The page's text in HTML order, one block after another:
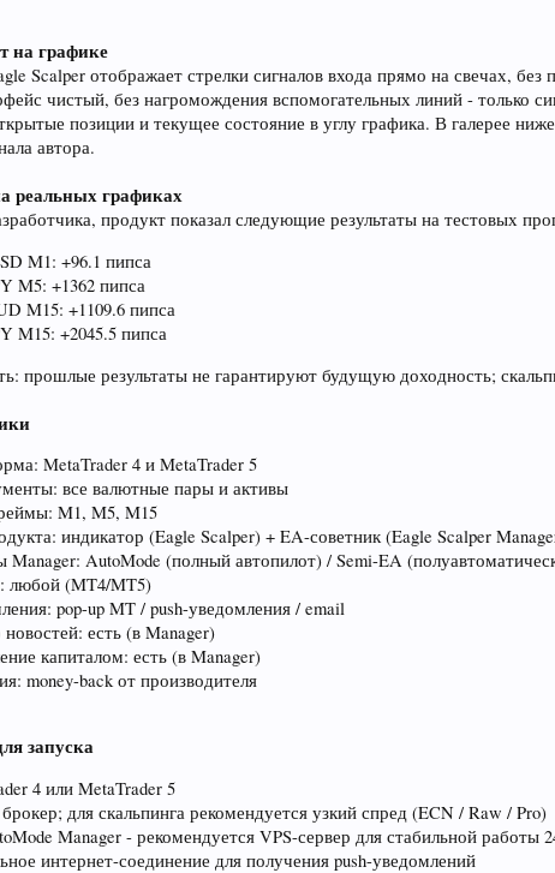
на графике
Scalper отображает стрелки сигналов входа прямо на свечах,
чистый, без нагромождения вспомогательных линий - только
позиции и текущее состояние в углу графика. В галерее
автора.
реальных графиках
продукт показал следующие результаты на тестовых
M1: +96.1 пипса
M5: +1362 пипса
M15: +1109.6 пипса
M15: +2045.5 пипса
прошлые результаты не гарантируют будущую доходность;
MetaTrader 4 и MetaTrader 5
все валютные пары и активы
M1, M5, M15
индикатор (Eagle Scalper) + EA-советник (Eagle Scalper
Manager: AutoMode (полный автопилот) / Semi-EA
любой (MT4/MT5)
pop-up MT / push-уведомления / email
есть (в Manager)
капиталом: есть (в Manager)
money-back от производителя
запуска
4 или MetaTrader 5
для скальпинга рекомендуется узкий спред (ECN / Raw / Pro)
Manager - рекомендуется VPS-сервер для стабильной работы
интернет-соединение для получения push-уведомлений